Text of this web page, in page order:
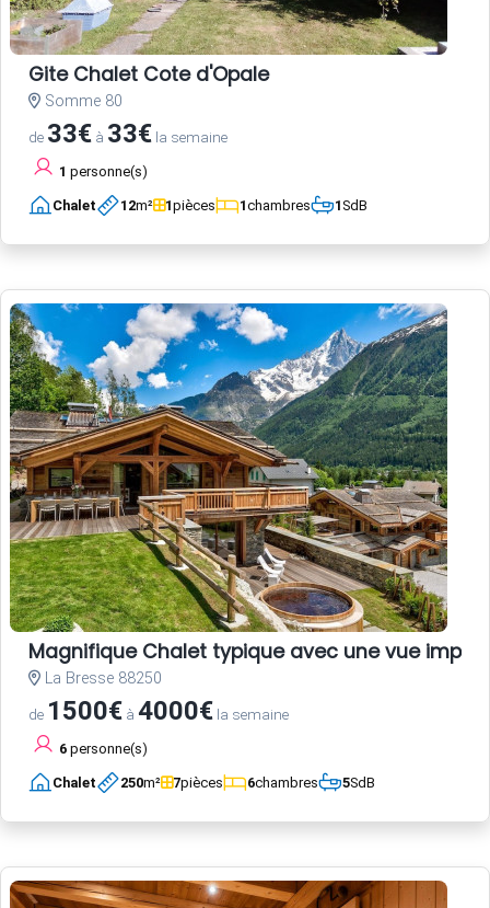
Gite Chalet Cote d'Opale
Somme 80
de 33€ à 33€ la semaine
1 personne(s)
Chalet 12m² 1pièces 1chambres 1SdB
Magnifique Chalet typique avec une vue
La Bresse 88250
de 1500€ à 4000€ la semaine
6 personne(s)
Chalet 250m² 7pièces 6chambres 5SdB